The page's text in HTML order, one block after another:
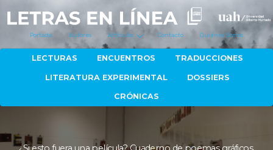
Portada Autores Artículos Contacto Quiénes Somos
LECTURAS ENCUENTROS TRADUCCIONES
LITERATURA EXPERIMENTAL DOSSIERS
CRÓNICAS